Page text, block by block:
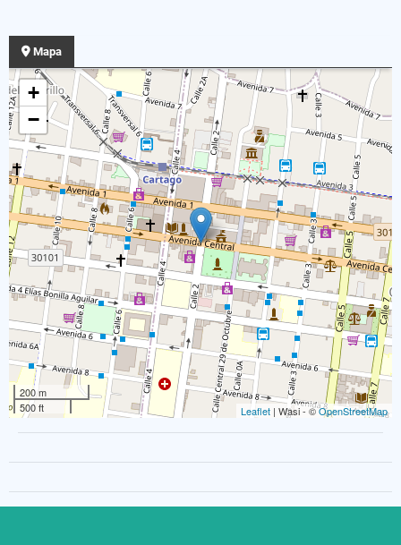
Mapa
+
−
200 m
500 ft
Leaflet | Wasi - ©OpenStreetMap